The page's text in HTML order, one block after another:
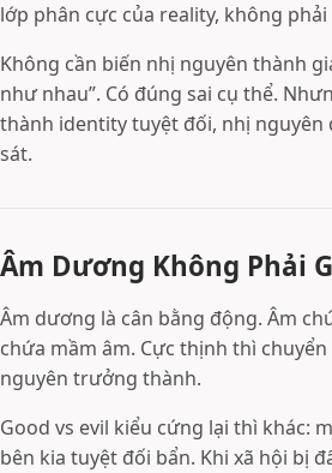
lớp phân cực của reality, không
Không cần biến nhị nguyên thành
như nhau”. Có đúng sai cụ thể.
thành identity tuyệt đối, nhị nguyên
sát.
Âm Dương Không Phải
Âm dương là cân bằng động. Âm
chứa mầm âm. Cực thịnh thì
nguyên trưởng thành.
Good vs evil kiểu cứng lại thì khác:
bên kia tuyệt đối bẩn. Khi xã hội bị